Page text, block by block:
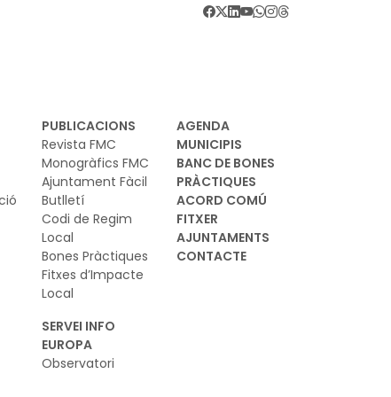
PUBLICACIONS
Revista FMC
Monogràfics FMC
Ajuntament Fàcil
Butlletí
Codi de Regim
Local
Bones Pràctiques
Fitxes d’Impacte
Local
SERVEI INFO
EUROPA
Observatori
AGENDA
MUNICIPIS
BANC DE BONES
PRÀCTIQUES
ACORD COMÚ
FITXER
AJUNTAMENTS
CONTACTE